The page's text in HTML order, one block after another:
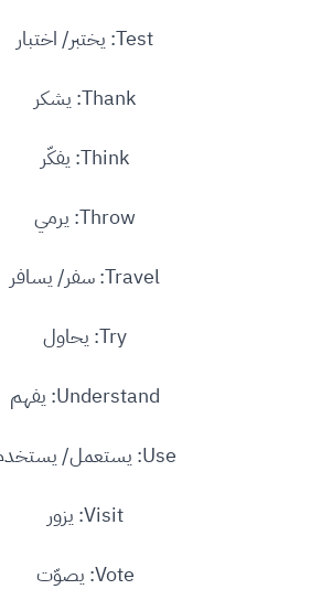
Test: يختبر/ اختبار
Thank: يشكر
Think: يفكّر
Throw: يرمي
Travel: سفر/ يسافر
Try: يحاول
Understand: يفهم
Use: يستعمل/ يستخدم
Visit: يزور
Vote: يصوّت